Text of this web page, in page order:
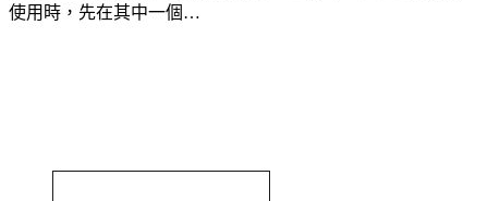
使用時，先在其中一個…